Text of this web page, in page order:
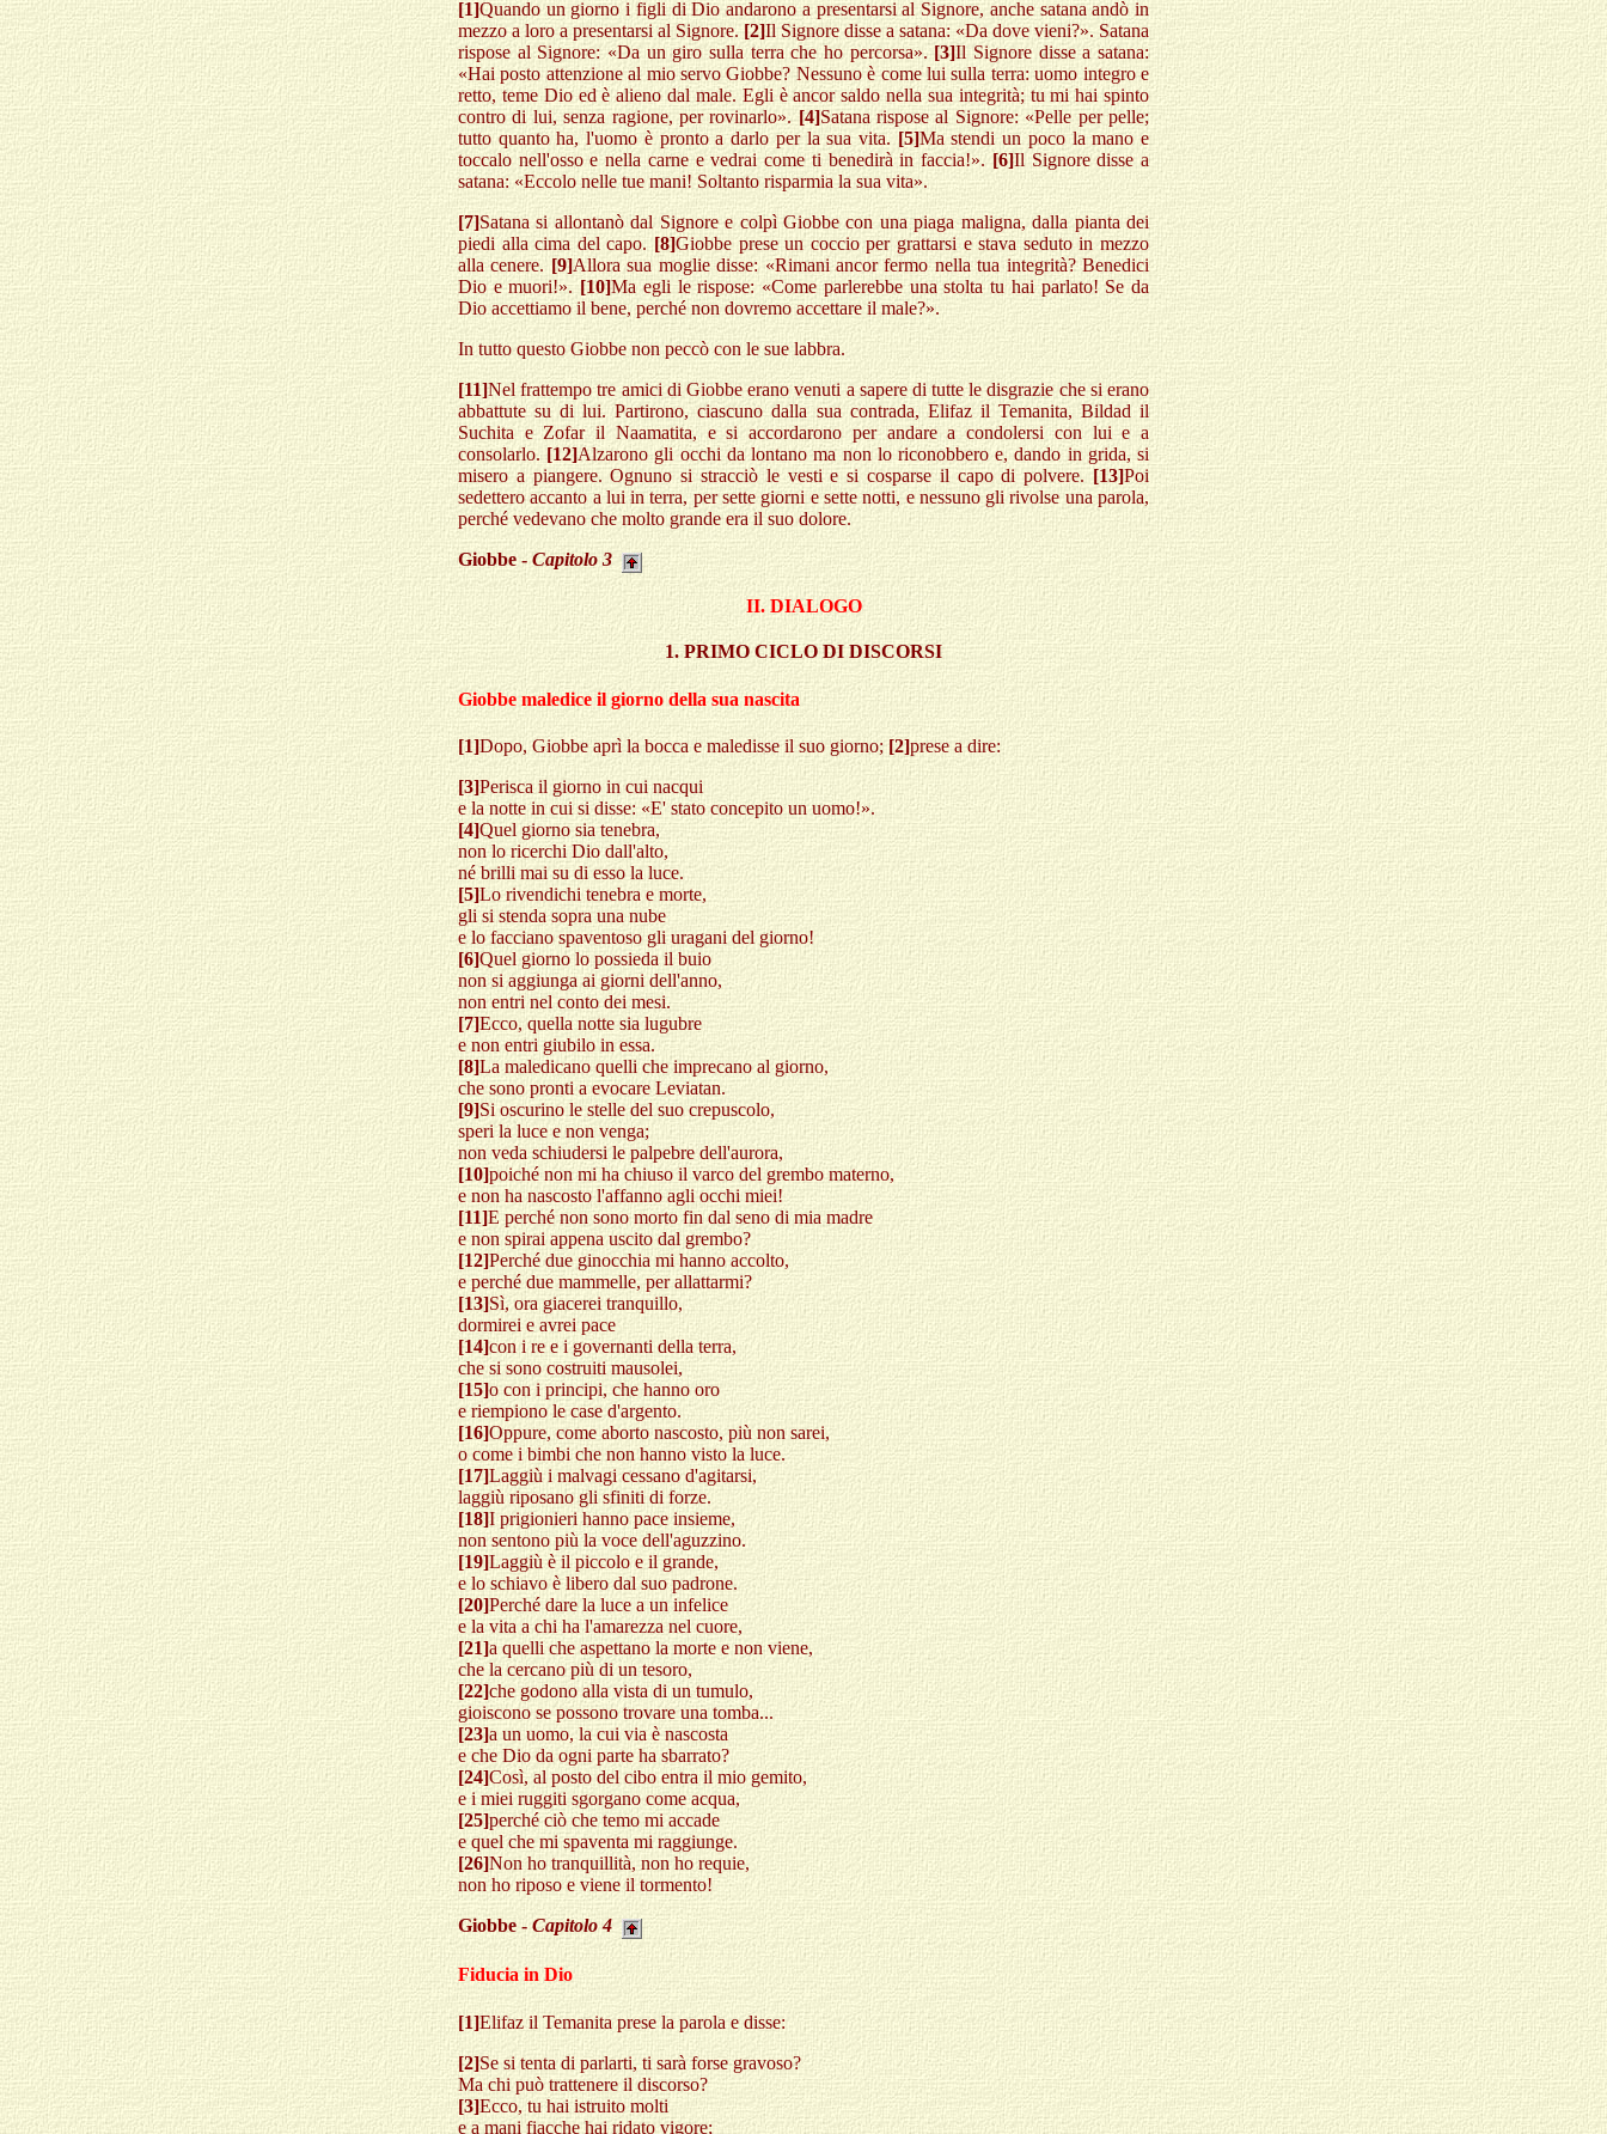
[1]Quando un giorno i figli di Dio andarono a presentarsi al Signore, anche satana andò in
mezzo a loro a presentarsi al Signore. [2]Il Signore disse a satana: «Da dove vieni?». Satana
rispose al Signore: «Da un giro sulla terra che ho percorsa».[3]Il Signore disse a satana:
«Hai posto attenzione al mio servo Giobbe? Nessuno è come lui sulla terra: uomo integro e
retto, teme Dio ed è alieno dal male. Egli è ancor saldo nella sua integrità; tu mi hai spinto
contro di lui, senza ragione, per rovinarlo».[4]Satana rispose al Signore: «Pelle per pelle;
tutto quanto ha, l'uomo è pronto a darlo per la sua vita. [5]Ma stendi un poco la mano e
toccalo nell'osso e nella carne e vedrai come ti benedirà in faccia!». [6]Il Signore disse a
satana: «Eccolo nelle tue mani! Soltanto risparmia la sua vita».
[7]Satana si allontanò dal Signore e colpì Giobbe con una piaga maligna, dalla pianta dei
piedi alla cima del capo. [8]Giobbe prese un coccio per grattarsi e stava seduto in mezzo
alla cenere. [9]Allora sua moglie disse: «Rimani ancor fermo nella tua integrità? Benedici
Dio e muori!».[10]Ma egli le rispose: «Come parlerebbe una stolta tu hai parlato! Se da
Dio accettiamo il bene, perché non dovremo accettare il male?».
In tutto questo Giobbe non peccò con le sue labbra.
[11]Nel frattempo tre amici di Giobbe erano venuti a sapere di tutte le disgrazie che si erano
abbattute su di lui. Partirono, ciascuno dalla sua contrada, Elifaz il Temanita, Bildad il
Suchita e Zofar il Naamatita, e si accordarono per andare a condolersi con lui e a
consolarlo. [12]Alzarono gli occhi da lontano ma non lo riconobbero e, dando in grida, si
misero a piangere. Ognuno si stracciò le vesti e si cosparse il capo di polvere.[13]Poi
sedettero accanto a lui in terra, per sette giorni e sette notti, e nessuno gli rivolse una parola,
perché vedevano che molto grande era il suo dolore.
Giobbe -Capitolo 3
II. DIALOGO
1. PRIMO CICLO DI DISCORSI
Giobbe maledice il giorno della sua nascita
[1]Dopo, Giobbe aprì la bocca e maledisse il suo giorno; [2]prese a dire:
[3]Perisca il giorno in cui nacqui
e la notte in cui si disse: «E' stato concepito un uomo!».
[4]Quel giorno sia tenebra,
non lo ricerchi Dio dall'alto,
né brilli mai su di esso la luce.
[5]Lo rivendichi tenebra e morte,
gli si stenda sopra una nube
e lo facciano spaventoso gli uragani del giorno!
[6]Quel giorno lo possieda il buio
non si aggiunga ai giorni dell'anno,
non entri nel conto dei mesi.
[7]Ecco, quella notte sia lugubre
e non entri giubilo in essa.
[8]La maledicano quelli che imprecano al giorno,
che sono pronti a evocare Leviatan.
[9]Si oscurino le stelle del suo crepuscolo,
speri la luce e non venga;
non veda schiudersi le palpebre dell'aurora,
[10]poiché non mi ha chiuso il varco del grembo materno,
e non ha nascosto l'affanno agli occhi miei!
[11]E perché non sono morto fin dal seno di mia madre
e non spirai appena uscito dal grembo?
[12]Perché due ginocchia mi hanno accolto,
e perché due mammelle, per allattarmi?
[13]Sì, ora giacerei tranquillo,
dormirei e avrei pace
[14]con i re e i governanti della terra,
che si sono costruiti mausolei,
[15]o con i principi, che hanno oro
e riempiono le case d'argento.
[16]Oppure, come aborto nascosto, più non sarei,
o come i bimbi che non hanno visto la luce.
[17]Laggiù i malvagi cessano d'agitarsi,
laggiù riposano gli sfiniti di forze.
[18]I prigionieri hanno pace insieme,
non sentono più la voce dell'aguzzino.
[19]Laggiù è il piccolo e il grande,
e lo schiavo è libero dal suo padrone.
[20]Perché dare la luce a un infelice
e la vita a chi ha l'amarezza nel cuore,
[21]a quelli che aspettano la morte e non viene,
che la cercano più di un tesoro,
[22]che godono alla vista di un tumulo,
gioiscono se possono trovare una tomba...
[23]a un uomo, la cui via è nascosta
e che Dio da ogni parte ha sbarrato?
[24]Così, al posto del cibo entra il mio gemito,
e i miei ruggiti sgorgano come acqua,
[25]perché ciò che temo mi accade
e quel che mi spaventa mi raggiunge.
[26]Non ho tranquillità, non ho requie,
non ho riposo e viene il tormento!
Giobbe - Capitolo4
Fiducia in Dio
[1]Elifaz il Temanita prese la parola e disse:
[2]Se si tenta di parlarti, ti sarà forse gravoso?
Ma chi può trattenere il discorso?
[3]Ecco, tu hai istruito molti
e a mani fiacche hai ridato vigore;